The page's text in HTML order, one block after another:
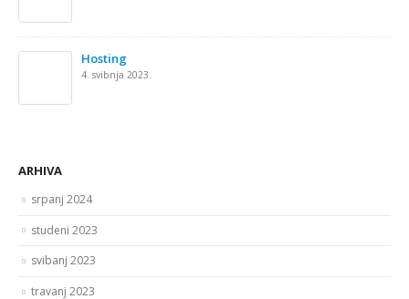
Hosting
4. svibnja 2023.
ARHIVA
srpanj 2024
studeni 2023
svibanj 2023
travanj 2023